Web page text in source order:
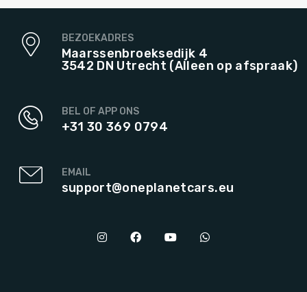
BEZOEKADRES
Maarssenbroeksedijk 4
3542 DN Utrecht (Alleen op afspraak)
BEL OF APP ONS
+31 30 369 0794
EMAIL
support@oneplanetcars.eu